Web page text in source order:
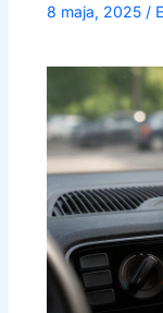
8 maja, 2025 /